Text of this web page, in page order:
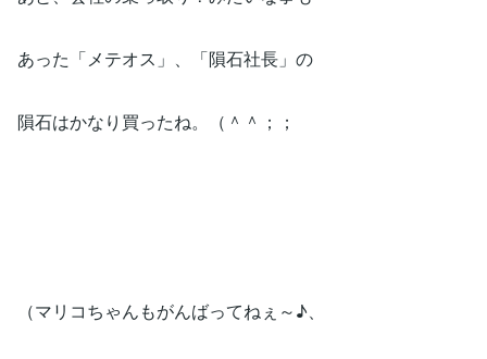
あった「メテオス」、「隕石社長」の
隕石はかなり買ったね。（＾＾；；
（マリコちゃんもがんばってねぇ～♪、